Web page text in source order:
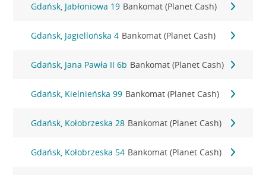
Gdańsk, Jabłoniowa 19 Bankomat (Planet Cash)
Gdańsk, Jagiellońska 4 Bankomat (Planet Cash)
Gdańsk, Jana Pawła II 6b Bankomat (Planet Cash)
Gdańsk, Kielnieńska 99 Bankomat (Planet Cash)
Gdańsk, Kołobrzeska 28 Bankomat (Planet Cash)
Gdańsk, Kołobrzeska 54 Bankomat (Planet Cash)